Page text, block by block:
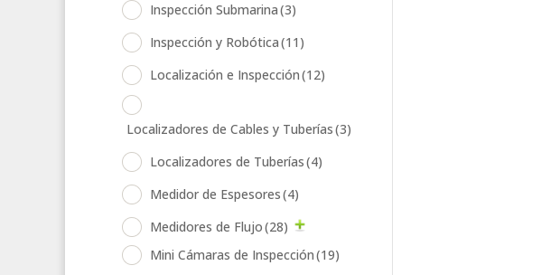
Inspección Submarina(3)
Inspección y Robótica(11)
Localización e Inspección(12)
Localizadores de Cables y Tuberías(3)
Localizadores de Tuberías(4)
Medidor de Espesores(4)
Medidores de Flujo(28)
Mini Cámaras de Inspección(19)